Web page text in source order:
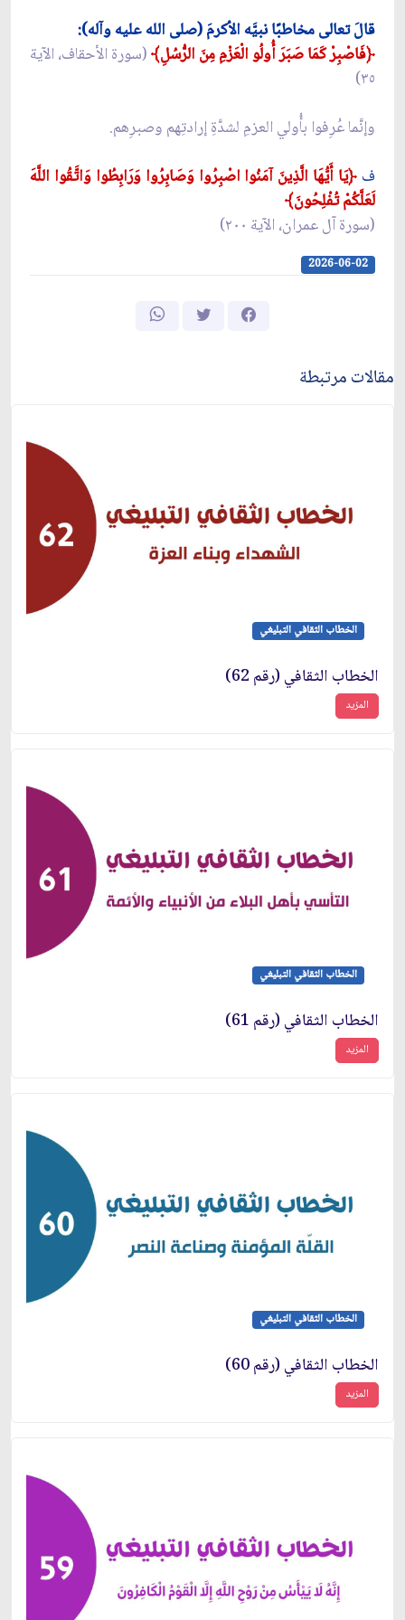
قالَ تعالى مخاطبًا نبيَّه الأكرمَ (صلى الله عليه وآله):
﴿فَاصْبِرْ كَمَا صَبَرَ أُولُو الْعَزْمِ مِنَ الرُّسُلِ﴾(سورة الأحقاف، الآية
٣٥)
وإنَّما عُرِفوا بأُولي العزمِ لشدَّةِ إرادتِهم وصبرِهم.
ف ﴿يَا أَيُّهَا الَّذِينَ آمَنُوا اصْبِرُوا وَصَابِرُوا وَرَابِطُوا وَاتَّقُوا اللَّهَ
لَعَلَّكُمْ تُفْلِحُونَ﴾
(سورة آل عمران، الآية ٢٠٠)
2026-06-02
مقالات مرتبطة
الخطاب الثقافي التبليغي
الخطاب الثقافي (رقم 62)
المزيد
الخطاب الثقافي التبليغي
الخطاب الثقافي (رقم 61)
المزيد
الخطاب الثقافي التبليغي
الخطاب الثقافي (رقم 60)
المزيد